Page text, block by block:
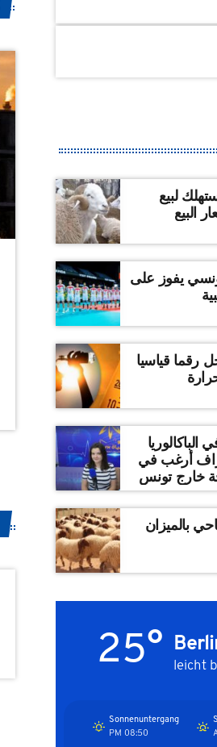
لبيع
البيع
يفوز على
رقما قياسيا
في الباكالوريا
أرغب في
خارج تونس
بالميزان
leicht
25°
Sonnenuntergang
08:50 PM